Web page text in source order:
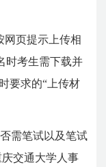
网页提示上传相
时考生需下载并
要求的“上传材
需笔试以及笔试
交通大学人事